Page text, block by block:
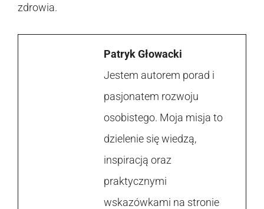
zdrowia.
Patryk Głowacki
Jestem autorem porad i
pasjonatem rozwoju
osobistego. Moja misja to
dzielenie się wiedzą,
inspiracją oraz
praktycznymi
wskazówkami na stronie